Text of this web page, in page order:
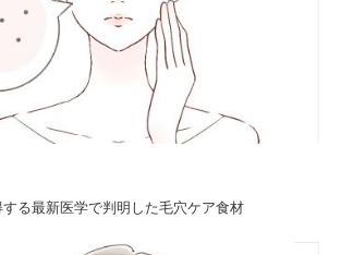
る最新医学で判明した毛穴ケア食材